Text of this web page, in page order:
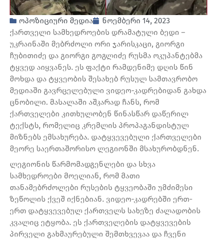
ოპოზიციური მედია
ნოემბერი 14, 2023
ქართველი სამხედროების დრამატული ბედი –
უკრაინაში მებრძოლი ორი ჯარისკაცი, გიორგი
ჩუბითიძე და გიორგი გოგლიძე რუსმა ოკუპანტებმა
ტყვედ აიყვანეს. ეს ფაქტი რამდენიმე დღის წინ
მოხდა და ტყვეობის შესახებ რუსულ სამთავრობო
მედიაში გავრცელებული ვიდეო-კადრებიდან გახდა
ცნობილი. მასალაში აშკარად ჩანს, რომ
ქართველები კითხულობენ წინასწარ დაწერილ
ტექსტს, რომელიც კრემლის პროპაგანდისტულ
მიზნებს ემსახურება. დატყვევებული ქართველები
მეორე საერთაშორისო ლეგიონში მსახურობდნენ.
ლეგიონის წარმომადგენლები და სხვა
სამხედროები მოელიან, რომ მათი
თანამებრძოლები რუსების ტყვეობაში უმძიმესი
ზეწოლის ქვეშ იქნებიან. ვიდეო-კადრებში ერთ-
ერთ დატყვევებულ ქართველს სახეზე ძალადობის
კვალიც ეტყობა. ეს ქართველების დატყვევების
პირველი გახმაურებული შემთხვევაა და ჩვენი